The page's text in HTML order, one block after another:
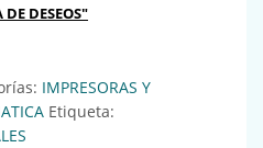
DESEOS"
IMPRESORAS Y
Etiqueta: